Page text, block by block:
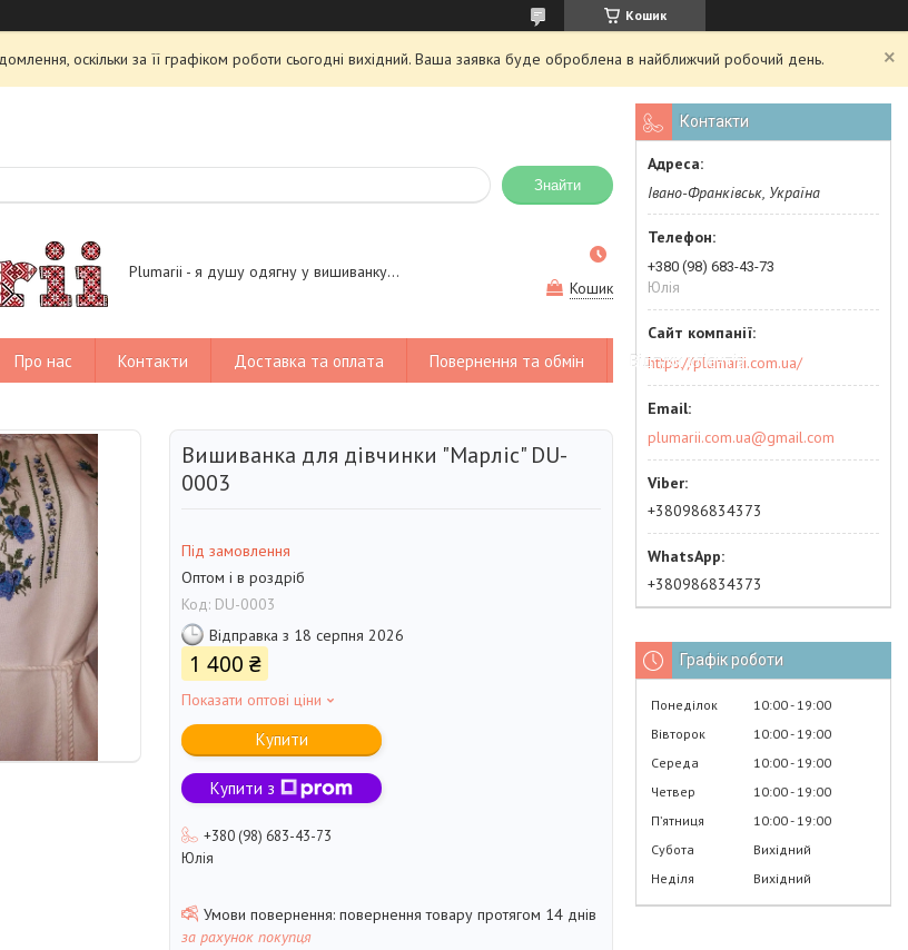
Кошик
оскільки за її графіком роботи сьогодні вихідний. Ваша заявка буде оброблена в найближчий робочий день.
Знайти
Plumarii - я душу одягну у вишиванку...
Кошик
Про нас Контакти Доставка та оплата Повернення та обмін Відгуки клієнтів
Вишиванка для дівчинки "Марліс" DU-
0003
Під замовлення
Оптом і в роздріб
Код: DU-0003
Відправка з 18 серпня 2026
1 400 ₴
Показати оптові ціни
Купити
Купити з
+380 (98) 683-43-73
Юлія
повернення товару протягом 14 днів
за рахунок покупця
Контакти
Івано-Франківськ, Україна
+380 (98) 683-43-73
Юлія
https://plumarii.com.ua/
plumarii.com.ua@gmail.com
+380986834373
+380986834373
Графік роботи
Понеділок 10:00 19:00
Вівторок
10:00 19:00
Середа
10:00 19:00
Четвер
10:00 19:00
Пʼятниця
10:00 19:00
Субота
Вихідний
Неділя
Вихідний